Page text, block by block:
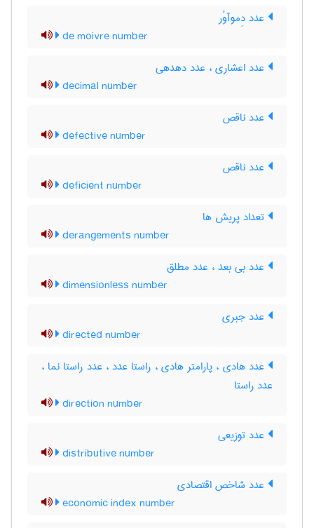
عدد دِموآوْر
de moivre number
عدد اعشاری ، عدد دهدهی
decimal number
عدد ناقص
defective number
عدد ناقص
deficient number
تعداد پریش ها
derangements number
عدد بی بعد ، عدد مطلق
dimensionless number
عدد جبری
directed number
عدد هادی ، پارامتر هادی ، راستا عدد ، عدد راستا نما ،
عدد راستا
direction number
عدد توزیعی
distributive number
عدد شاخص اقتصادی
economic index number